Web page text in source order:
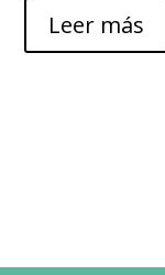
Leer más